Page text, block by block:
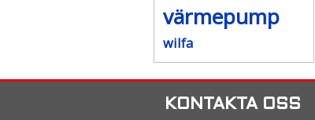
värmepump
wilfa
KONTAKTA OSS